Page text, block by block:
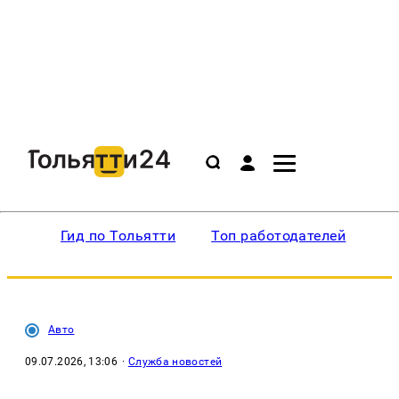
Гид по Тольятти Топ работодателей
Авто
09.07.2026, 13:06 · Служба новостей